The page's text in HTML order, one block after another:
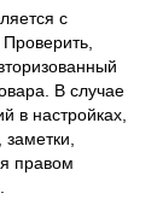
с
В случае
в настройках,
правом